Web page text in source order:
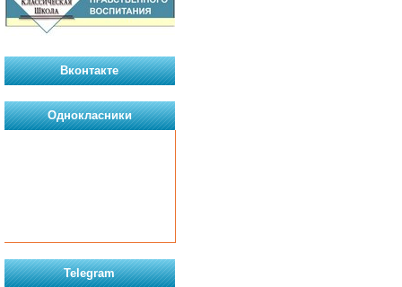
Вконтакте
Однокласники
Telegram